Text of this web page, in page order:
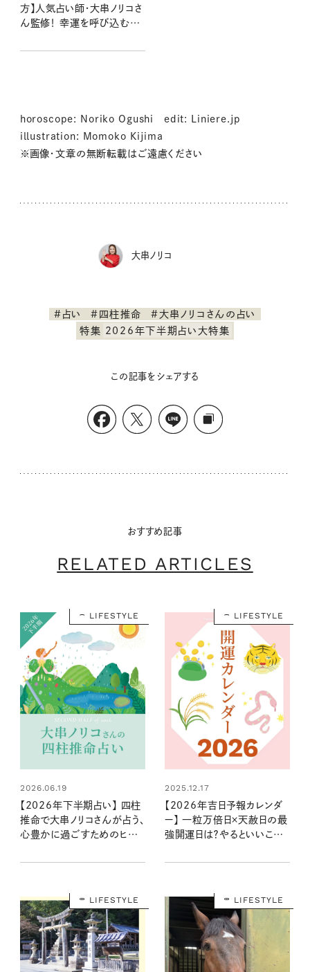
方】人気占い師・大串ノリコさ
ん監修！ 幸運を呼び込む注
き開運日は？
horoscope: Noriko Ogushi edit: Liniere.jp
illustration: Momoko Kijima
※画像・文章の無断転載はご遠慮ください
大串ノリコ
#占い #四柱推命
#大串ノリコさんの占い
特集 2026年下半期占い大特集
この記事をシェアする
おすすめ記事
RELATED ARTICLES
LIFESTYLE
2026.06.19
【2026年下半期占い】 四柱
推命で大串ノリコさんが占う、
心豊かに過ごすためのヒント
LIFESTYLE
2025.12.17
【2026年吉日予報カレンダ
ー】 一粒万倍日×天赦日の最
強開運日は？やるといいこと
LIFESTYLE LIFESTYLE